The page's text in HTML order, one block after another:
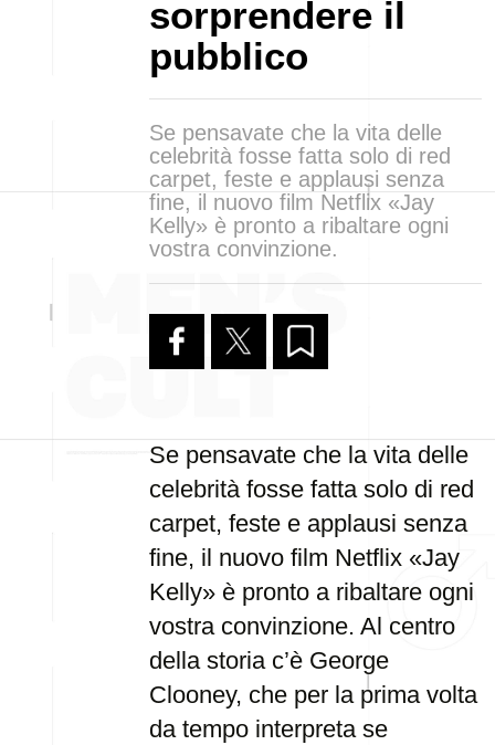
sorprendere il
pubblico
Se pensavate che la vita delle
celebrità fosse fatta solo di red
carpet, feste e applausi senza
fine, il nuovo film Netflix «Jay
Kelly» è pronto a ribaltare ogni
vostra convinzione.
Se pensavate che la vita delle
celebrità fosse fatta solo di red
carpet, feste e applausi senza
fine, il nuovo film Netflix «Jay
Kelly» è pronto a ribaltare ogni
vostra convinzione. Al centro
della storia c’è George
Clooney, che per la prima volta
da tempo interpreta se